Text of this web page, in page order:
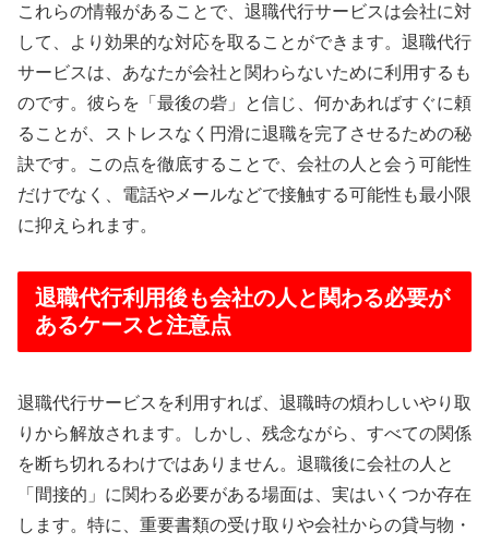
これらの情報があることで、退職代行サービスは会社に対
して、より効果的な対応を取ることができます。退職代行
サービスは、あなたが会社と関わらないために利用するも
のです。彼らを「最後の砦」と信じ、何かあればすぐに頼
ることが、ストレスなく円滑に退職を完了させるための秘
訣です。この点を徹底することで、会社の人と会う可能性
だけでなく、電話やメールなどで接触する可能性も最小限
に抑えられます。
退職代行利用後も会社の人と関わる必要が
あるケースと注意点
退職代行サービスを利用すれば、退職時の煩わしいやり取
りから解放されます。しかし、残念ながら、すべての関係
を断ち切れるわけではありません。退職後に会社の人と
「間接的」に関わる必要がある場面は、実はいくつか存在
します。特に、重要書類の受け取りや会社からの貸与物・